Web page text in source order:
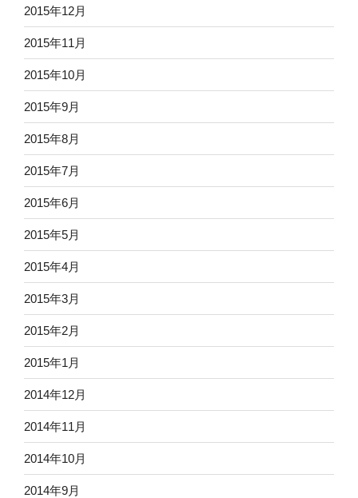
2015年12月
2015年11月
2015年10月
2015年9月
2015年8月
2015年7月
2015年6月
2015年5月
2015年4月
2015年3月
2015年2月
2015年1月
2014年12月
2014年11月
2014年10月
2014年9月